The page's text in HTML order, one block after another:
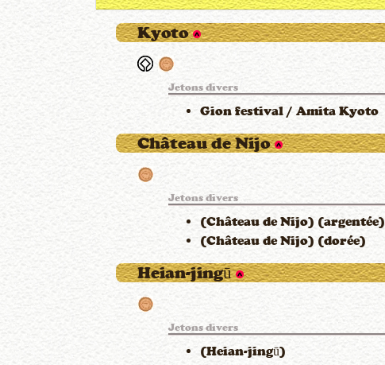
Kyoto
Jetons divers
Gion festival / Amita Kyoto
Château de Nijo
Jetons divers
(Château de Nijo) (argentée)
(Château de Nijo) (dorée)
Heian-jingū
Jetons divers
(Heian-jingū)